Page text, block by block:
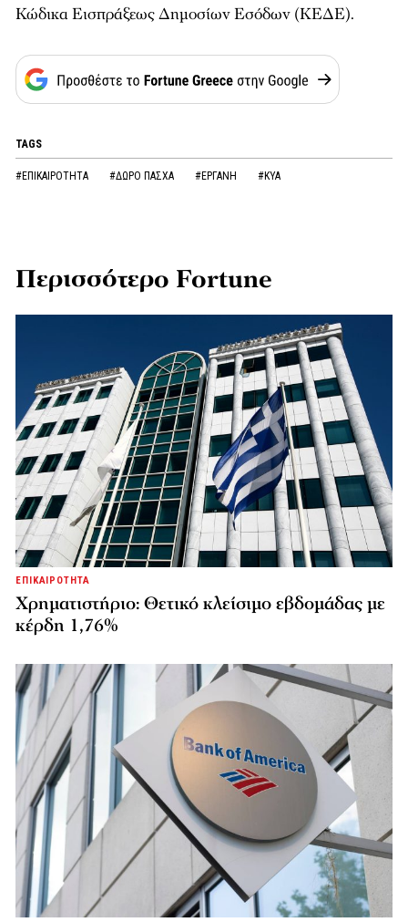
Κώδικα Εισπράξεως Δημοσίων Εσόδων (ΚΕΔΕ).
TAGS
#ΕΠΙΚΑΙΡΟΤΗΤΑ #ΔΩΡΟ ΠΑΣΧΑ #ΕΡΓΑΝΗ #ΚΥΑ
Περισσότερο Fortune
ΕΠΙΚΑΙΡΟΤΗΤΑ
Χρηματιστήριο: Θετικό κλείσιμο εβδομάδας με
κέρδη 1,76%